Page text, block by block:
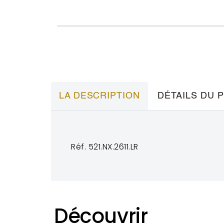
LA DESCRIPTION DÉTAILS DU
Réf. 521.NX.2611.LR
Découvrir